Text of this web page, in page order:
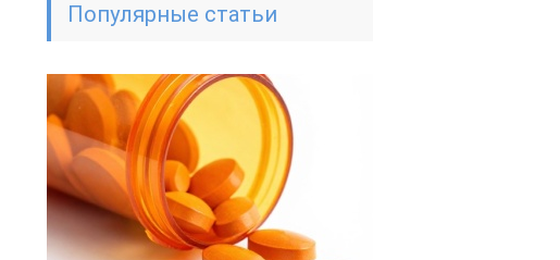
Популярные статьи